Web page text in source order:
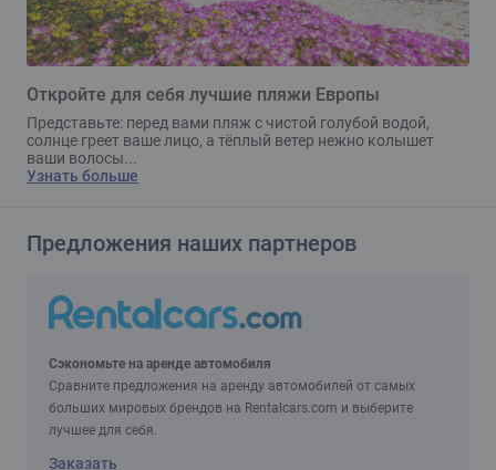
Откройте для себя лучшие пляжи Европы
Представьте: перед вами пляж с чистой голубой водой,
солнце греет ваше лицо, а тёплый ветер нежно колышет
ваши волосы...
Узнать больше
Предложения наших партнеров
Сэкономьте на аренде автомобиля
Сравните предложения на аренду автомобилей от самых
больших мировых брендов на Rentalcars.com и выберите
лучшее для себя.
Заказать